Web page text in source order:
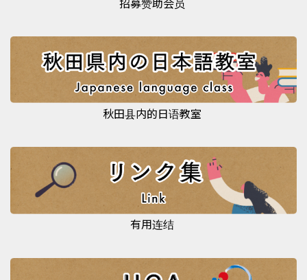
秋田县内的日语教室
有用连结